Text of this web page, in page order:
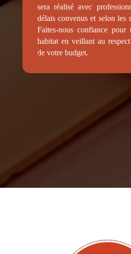
sera réalisé avec
délais convenus et selon les
Faites-nous confiance pour
habitat en veillant au
de votre budget.